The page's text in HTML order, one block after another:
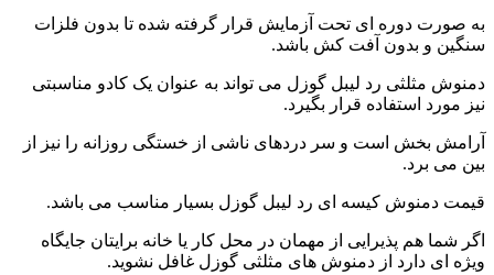
به صورت دوره ای تحت آزمایش قرار گرفته شده تا بدون فلزات
سنگین و بدون آفت کش باشد.
دمنوش مثلثی رد لیبل گوزل می تواند به عنوان یک کادو مناسبتی
نیز مورد استفاده قرار بگیرد.
آرامش بخش است و سر دردهای ناشی از خستگی روزانه را نیز از
بین می برد.
قیمت دمنوش کیسه ای رد لیبل گوزل بسیار مناسب می باشد.
اگر شما هم پذیرایی از مهمان در محل کار یا خانه برایتان جایگاه
ویژه ای دارد از دمنوش های مثلثی گوزل غافل نشوید.